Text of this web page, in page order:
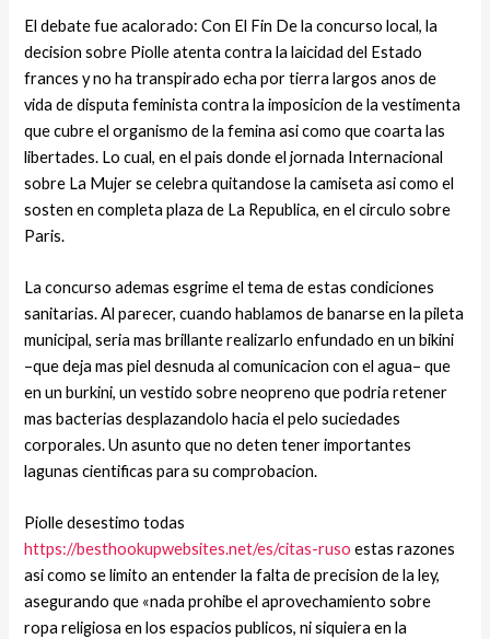
El debate fue acalorado: Con El Fin De la concurso local, la
decision sobre Piolle atenta contra la laicidad del Estado
frances y no ha transpirado echa por tierra largos anos de
vida de disputa feminista contra la imposicion de la vestimenta
que cubre el organismo de la femina asi­ como que coarta las
libertades. Lo cual, en el pais donde el jornada Internacional
sobre La Mujer se celebra quitandose la camiseta asi­ como el
sosten en completa plaza de La Republica, en el circulo sobre
Paris.
La concurso ademas esgrime el tema de estas condiciones
sanitarias. Al parecer, cuando hablamos de banarse en la pileta
municipal, seri­a mas brillante realizarlo enfundado en un bikini
–que deja mas piel desnuda al comunicacion con el agua– que
en un burkini, un vestido sobre neopreno que podria retener
mas bacterias desplazandolo hacia el pelo suciedades
corporales. Un asunto que no deten tener importantes
lagunas cientificas para su comprobacion.
Piolle desestimo todas
https://besthookupwebsites.net/es/citas-ruso estas razones
asi­ como se limito an entender la falta de precision de la ley,
asegurando que «nada prohibe el aprovechamiento sobre
ropa religiosa en los espacios publicos, ni siquiera en la